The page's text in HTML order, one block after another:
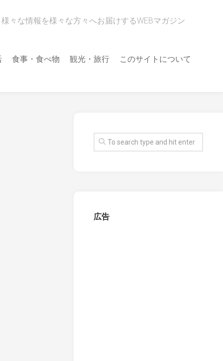
様々な情報を様々な方々へお届けするWEBマガジン
食事・食べ物 観光・旅行 このサイトについて
広告